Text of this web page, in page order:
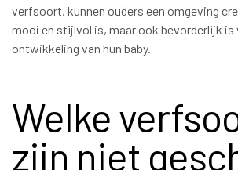
verfsoort, kunnen ouders een omgeving
mooi en stijlvol is, maar ook bevorderlijk is
ontwikkeling van hun baby.
Welke
zijn niet